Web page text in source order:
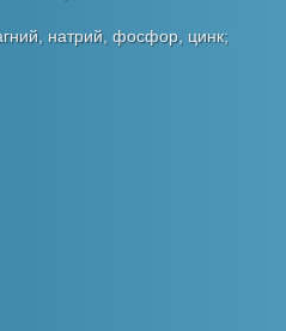
натрий, фосфор, цинк;